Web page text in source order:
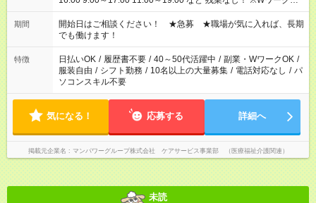
場合、他のお仕事と合わせ週40時間超の就業はご案内できませ
ん ※法令に基づき、週20時間以上勤務は社会保険への加入対象
となります ※労働者派遣法（日雇い派遣の原則禁止）により、
短時間・短期間の就業はご案内が難しい場合があります
期間
開始日はご相談ください！ ★急募 ★職場が気に入れば、長期
でも働けます！
特徴 日払いOK / 履歴書不要 / 40～50代活躍中 / 副業・WワークOK /
服装自由 / シフト勤務 / 10名以上の大量募集 / 電話対応なし / パ
ソコンスキル不要
気になる！ 応募する 詳細へ
掲載元企業名 マンパワーグループ株式会社 ケアサービス事業部 （医療福祉介護関連）
未読